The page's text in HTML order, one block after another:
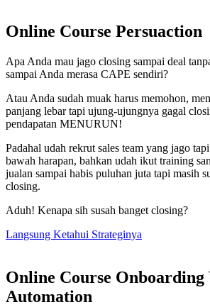
Online Course Persuaction
Apa Anda mau jago closing sampai deal
sampai Anda merasa CAPE sendiri?
Atau Anda sudah muak harus memohon,
panjang lebar tapi ujung-ujungnya gagal
pendapatan MENURUN!
Padahal udah rekrut sales team yang jago
bawah harapan, bahkan udah ikut training
jualan sampai habis puluhan juta tapi masih
closing.
Aduh! Kenapa sih susah banget closing?
Langsung Ketahui Strateginya
Online Course Onboarding
Automation